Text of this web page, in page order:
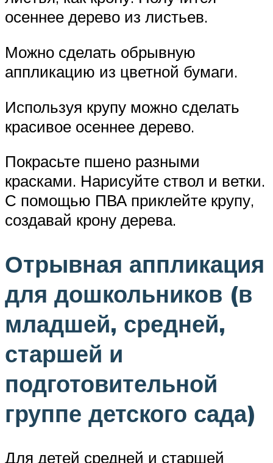
осеннее дерево из листьев.
Можно сделать обрывную
аппликацию из цветной бумаги.
Используя крупу можно сделать
красивое осеннее дерево.
Покрасьте пшено разными
красками. Нарисуйте ствол и ветки.
С помощью ПВА приклейте крупу,
создавай крону дерева.
Отрывная аппликация
для дошкольников (в
младшей, средней,
старшей и
подготовительной
группе детского сада)
Для детей средней и старшей